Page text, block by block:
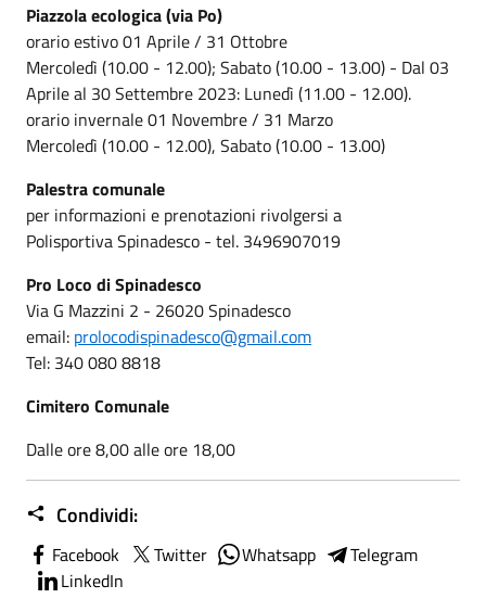
Piazzola ecologica (via Po)
orario estivo 01 Aprile / 31 Ottobre
Mercoledì (10.00 - 12.00); Sabato (10.00 - 13.00) - Dal 03
Aprile al 30 Settembre 2023: Lunedì (11.00 - 12.00).
orario invernale 01 Novembre / 31 Marzo
Mercoledì (10.00 - 12.00), Sabato (10.00 - 13.00)
Palestra comunale
per informazioni e prenotazioni rivolgersi a
Polisportiva Spinadesco - tel. 3496907019
Pro Loco di Spinadesco
Via G Mazzini 2 - 26020 Spinadesco
email: prolocodispinadesco@gmail.com
Tel: 340 080 8818
Cimitero Comunale
Dalle ore 8,00 alle ore 18,00
Condividi:
Facebook Twitter Whatsapp
Telegram
LinkedIn